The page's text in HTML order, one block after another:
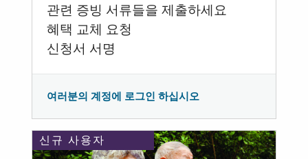
관련 증빙 서류들을 제출하세요
혜택 교체 요청
신청서 서명
여러분의 계정에 로그인 하십시오
신규 사용자